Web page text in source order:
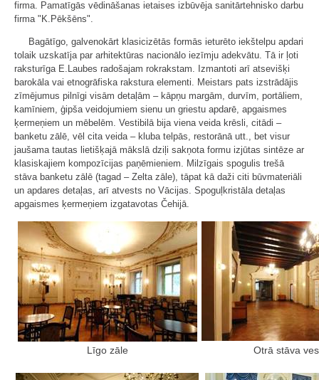
firma. Pamatīgās vēdināšanas ietaises izbūvēja sanitārtehnisko darbu
firma "K.Pēkšēns".
Bagātīgo, galvenokārt klasicizētās formās ieturēto iekštelpu apdari
tolaik uzskatīja par arhitektūras nacionālo iezīmju adekvātu. Tā ir ļoti
raksturīga E.Laubes radošajam rokrakstam. Izmantoti arī atsevišķi
barokāla vai etnogrāfiska rakstura elementi. Meistars pats izstrādājis
zīmējumus pilnīgi visām detaļām – kāpņu margām, durvīm, portāliem,
kamīniem, ģipša veidojumiem sienu un griestu apdarē, apgaismes
ķermeņiem un mēbelēm. Vestibilā bija viena veida krēsli, citādi –
banketu zālē, vēl cita veida – kluba telpās, restorānā utt., bet visur
jaušama tautas lietišķajā mākslā dziļi sakņota formu izjūtas sintēze ar
klasiskajiem kompozīcijas paņēmieniem. Milzīgais spogulis trešā
stāva banketu zālē (tagad – Zelta zāle), tāpat kā daži citi būvmateriāli
un apdares detaļas, arī atvests no Vācijas. Spoguļkristāla detaļas
apgaismes ķermeņiem izgatavotas Čehijā.
Līgo zāle Otrā stāva